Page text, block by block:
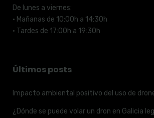
De lunes a viernes:
· Mañanas de 10:00h a 14:30h
· Tardes de 17:00h a 19:30h
Últimos posts
Impacto ambiental positivo del uso de
¿Dónde se puede volar un dron en Galicia